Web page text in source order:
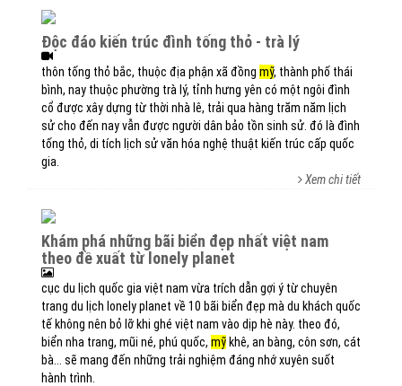
độc đáo kiến trúc đình tống thỏ - trà lý
thôn tống thỏ bắc, thuộc địa phận xã đồng mỹ, thành phố thái
bình, nay thuộc phường trà lý, tỉnh hưng yên có một ngôi đình
cổ được xây dựng từ thời nhà lê, trải qua hàng trăm năm lịch
sử cho đến nay vẫn được người dân bảo tồn sinh sử. đó là đình
tống thỏ, di tích lịch sử văn hóa nghệ thuật kiến trúc cấp quốc
gia.
Xem chi tiết
khám phá những bãi biển đẹp nhất việt nam
theo đề xuất từ lonely planet
cục du lịch quốc gia việt nam vừa trích dẫn gợi ý từ chuyên
trang du lịch lonely planet về 10 bãi biển đẹp mà du khách quốc
tế không nên bỏ lỡ khi ghé việt nam vào dịp hè này. theo đó,
biển nha trang, mũi né, phú quốc, mỹ khê, an bàng, côn sơn, cát
bà... sẽ mang đến những trải nghiệm đáng nhớ xuyên suốt
hành trình.